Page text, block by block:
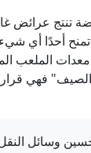
تنتج عرائض
تمنح أحدًا أي
معدات الملعب
الصيف" فهي
وسائل